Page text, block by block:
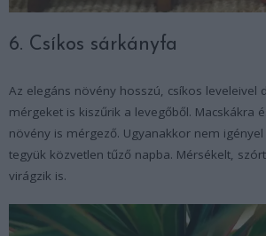
6. Csíkos sárkányfa
Az elegáns növény hosszú, csíkos leveleivel
mérgeket is kiszűrik a levegőből. Macskákra
növény is mérgező. Ugyanakkor nem
tegyük közvetlen tűző napba. Mérsékelt,
virágzik is.